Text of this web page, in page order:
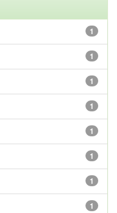
1
1
1
1
1
1
1
1